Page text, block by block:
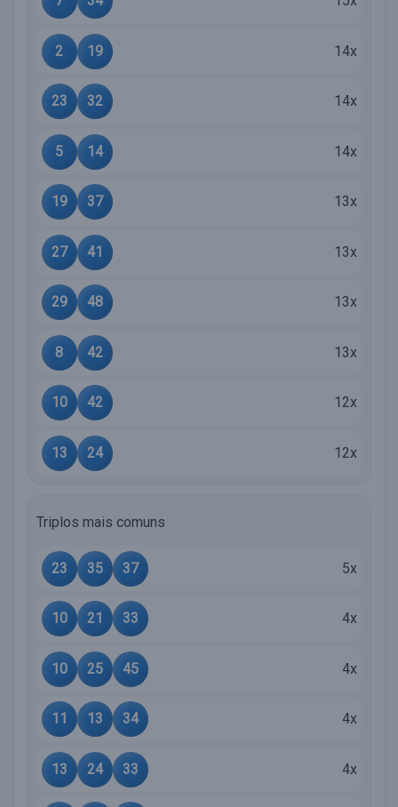
2 19 14x
23 32 14x
5 14 14x
19 37 13x
27 41 13x
29 48 13x
8 42 13x
10 42 12x
13 24 12x
Triplos mais comuns
23 35 37 5x
10 21 33 4x
10 25 45 4x
11 13 34 4x
13 24 33 4x